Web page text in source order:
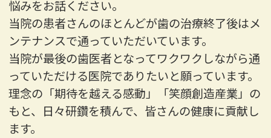
悩みをお話ください。
当院の患者さんのほとんどが歯の治療終了後はメ
ンテナンスで通っていただいています。
当院が最後の歯医者となってワクワクしながら通
っていただける医院でありたいと願っています。
理念の「期待を越える感動」「笑顔創造産業」の
もと、日々研鑽を積んで、皆さんの健康に貢献し
ます。